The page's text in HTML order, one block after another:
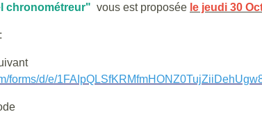
chronométreur" vous est proposée le jeudi 30
forms/d/e/